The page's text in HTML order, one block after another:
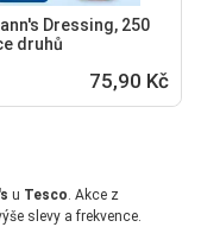
Dressing, 250
druhů
75,90 Kč
u Tesco . Akce z
slevy a frekvence.